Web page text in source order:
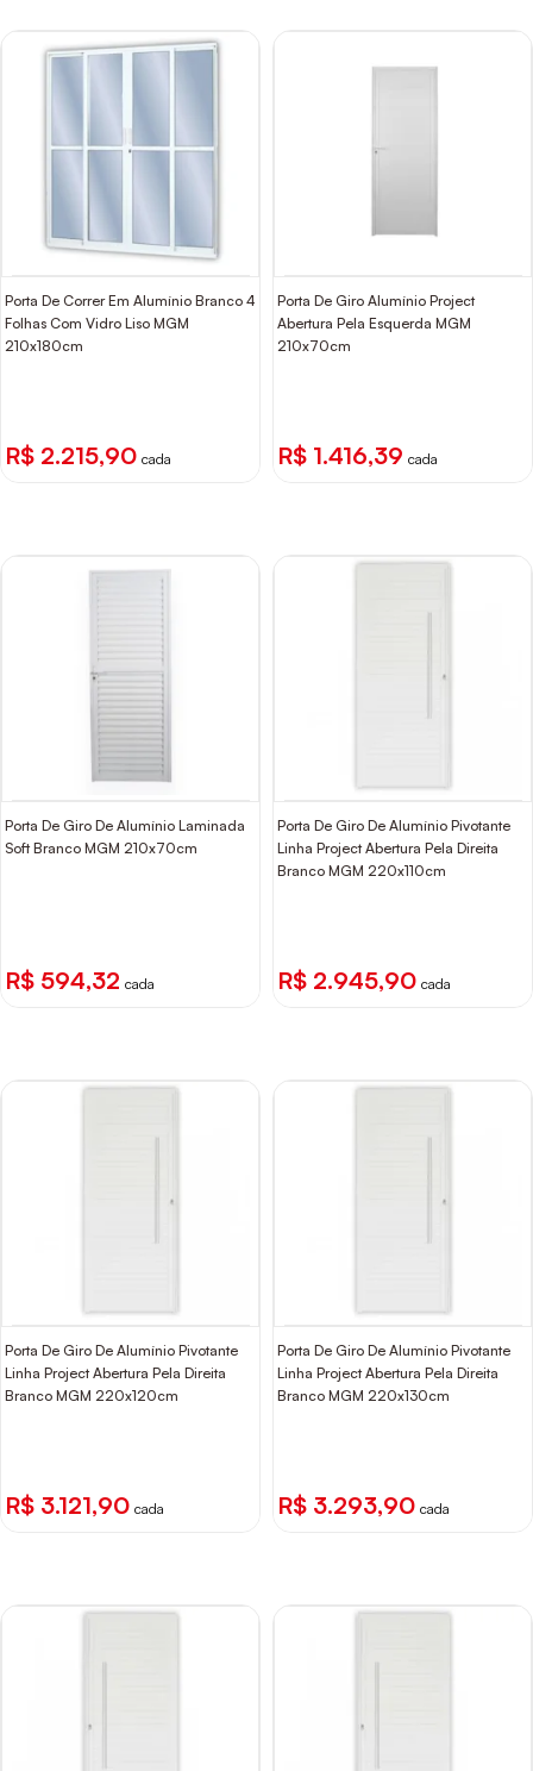
Porta De Correr Em Alumínio Branco 4
Folhas Com Vidro Liso MGM
210x180cm
R$ 2.215,90 cada
Porta De Giro Alumínio Project
Abertura Pela Esquerda MGM
210x70cm
R$ 1.416,39 cada
Porta De Giro De Alumínio Laminada
Soft Branco MGM 210x70cm
R$ 594,32 cada
Porta De Giro De Alumínio Pivotante
Linha Project Abertura Pela Direita
Branco MGM 220x110cm
R$ 2.945,90 cada
Porta De Giro De Alumínio Pivotante
Linha Project Abertura Pela Direita
Branco MGM 220x120cm
R$ 3.121,90 cada
Porta De Giro De Alumínio Pivotante
Linha Project Abertura Pela Direita
Branco MGM 220x130cm
R$ 3.293,90 cada